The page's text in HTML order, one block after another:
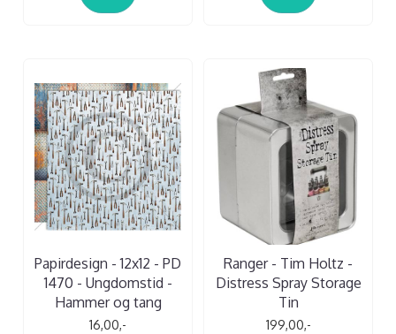
Papirdesign - 12x12 - PD
1470 - Ungdomstid -
Hammer og tang
16,00,-
Ranger - Tim Holtz -
Distress Spray Storage
Tin
199,00,-